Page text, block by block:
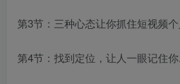
第3节：三种心态让你抓住短视频
第4节：找到定位，让人一眼记住